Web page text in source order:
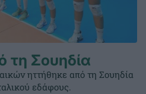
τη Σουηδία
ηττήθηκε από τη Σουηδία
εδάφους.